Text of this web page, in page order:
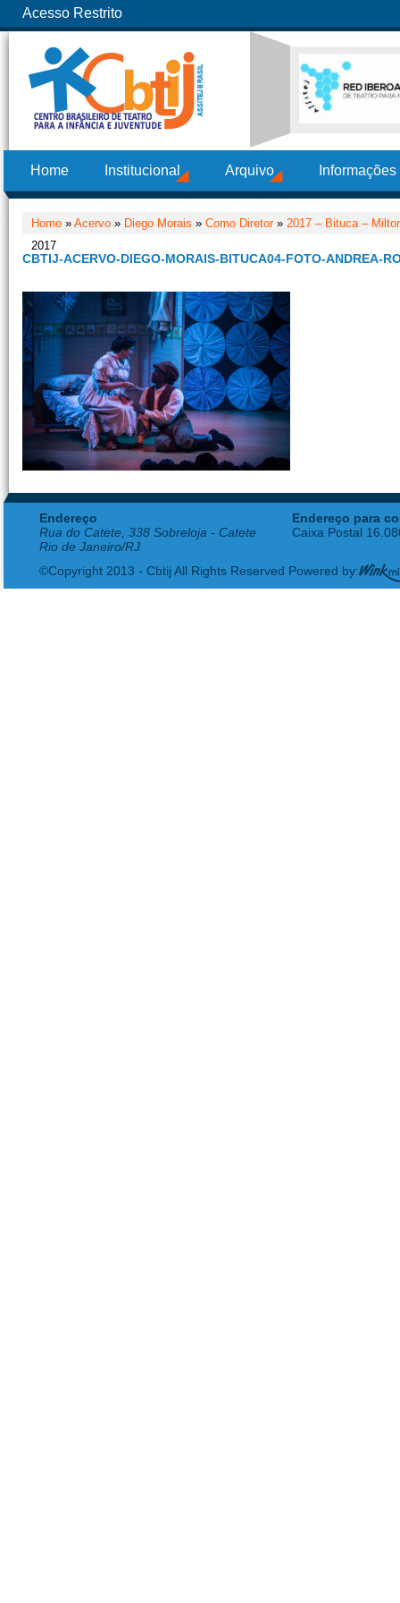
Acesso Restrito
Home Institucional Arquivo
Home » Acervo » Diego Morais » Como Diretor» 2017 – Bituca –
2017
CBTIJ-ACERVO-DIEGO-MORAIS-BITUCA04-FOTO-ANDREA-
Endereço
Rua do Catete, 338 Sobreloja - Catete
Rio de Janeiro/RJ
Endereço para
Caixa Postal
©Copyright 2013 - Cbtij All Rights Reserved Powered by: